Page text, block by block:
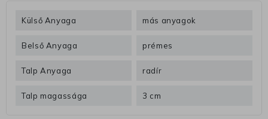
Külső Anyaga más anyagok
Belső Anyaga prémes
Talp Anyaga radír
Talp magassága 3 cm